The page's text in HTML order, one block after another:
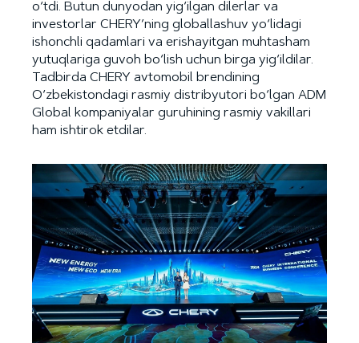
o‘tdi. Butun dunyodan yig‘ilgan dilerlar va
investorlar CHERY’ning globallashuv yo‘lidagi
ishonchli qadamlari va erishayitgan muhtasham
yutuqlariga guvoh bo‘lish uchun birga yig‘ildilar.
Tadbirda CHERY avtomobil brendining
O‘zbekistondagi rasmiy distribyutori bo‘lgan ADM
Global kompaniyalar guruhining rasmiy vakillari
ham ishtirok etdilar.